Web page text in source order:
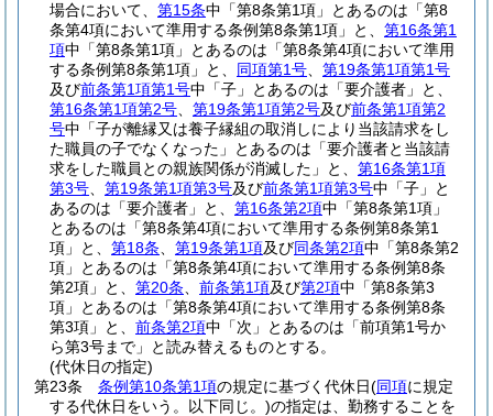
場合において、 第15条中「第8条第1項」とあるのは「第8
条第4項において準用する条例第8条第1項」と、 第16条第1
項中「第8条第1項」とあるのは「第8条第4項において準用
する条例第8条第1項」と、 同項第1号
第19条第1項第1号
及び前条第1項第1号中「子」とあるのは「要介護者」と、
第16条第1項第2号
第19条第1項第2号及び前条第1項第2
号中「子が離縁又は養子縁組の取消しにより当該請求をし
た職員の子でなくなった」とあるのは「要介護者と当該請
求をした職員との親族関係が消滅した」と、 第16条第1項
第3号
第19条第1項第3号及び前条第1項第3号中「子」と
あるのは「要介護者」と、 第16条第2項中「第8条第1項」
とあるのは「第8条第4項において準用する条例第8条第1
項」と、 第18条 第19条第1項及び同条第2項中「第8条第2
項」とあるのは「第8条第4項において準用する条例第8条
第2項」と、 第20条 前条第1項及び第2項中「第8条第3
項」とあるのは「第8条第4項において準用する条例第8条
第3項」と、 前条第2項中「次」とあるのは「前項第1号か
ら第3号まで」と読み替えるものとする。
(代休日の指定)
第23条
条例第10条第1項の規定に基づく代休日(同項に規定
する代休日をいう。以下同じ。)の指定は、勤務することを